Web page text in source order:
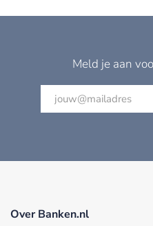
Meld je aan
Over Banken.nl